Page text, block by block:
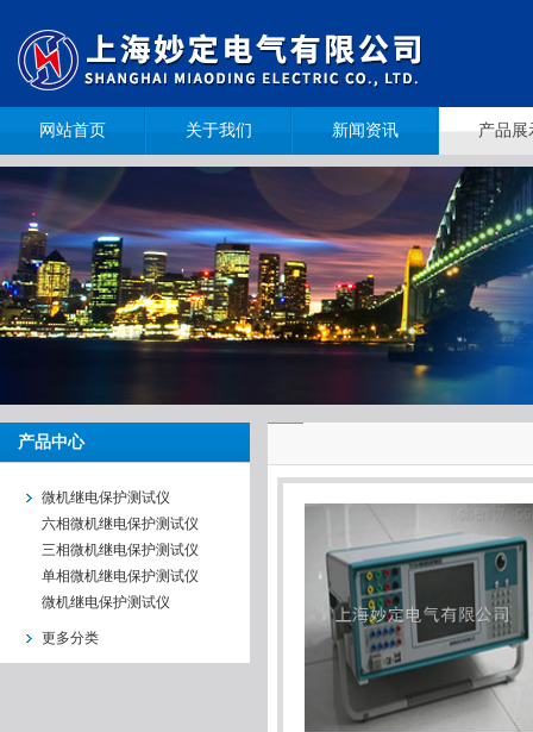
网站首页 关于我们 新闻资讯 产品展
产品中心
微机继电保护测试仪
六相微机继电保护测试仪
三相微机继电保护测试仪
单相微机继电保护测试仪
微机继电保护测试仪
更多分类